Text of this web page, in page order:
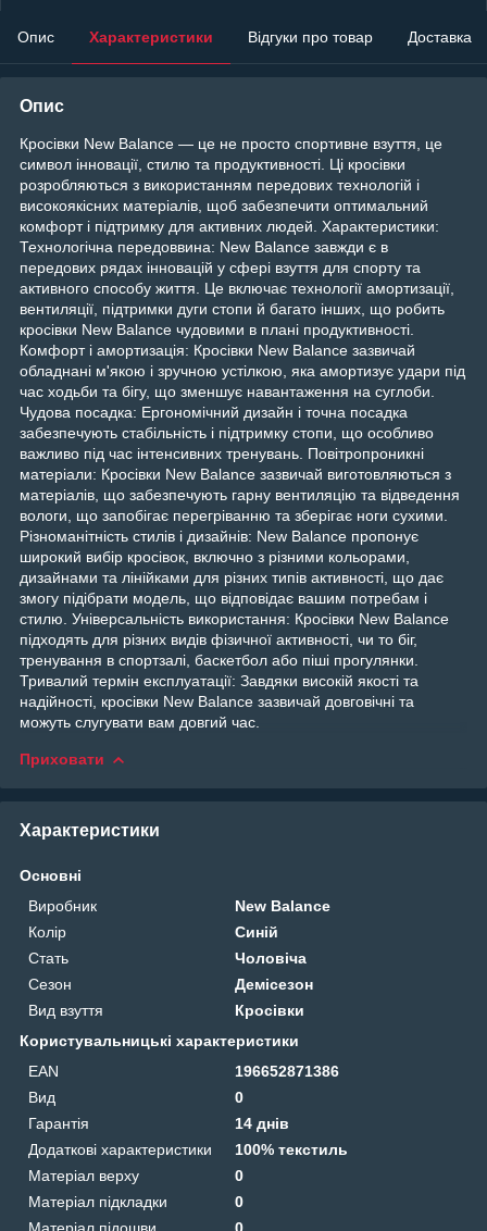
Опис Характеристики Відгуки про товар Доставка
Опис
Кросівки New Balance — це не просто спортивне взуття, це
символ інновації, стилю та продуктивності. Ці кросівки
розробляються з використанням передових технологій і
високоякісних матеріалів, щоб забезпечити оптимальний
комфорт і підтримку для активних людей. Характеристики:
Технологічна передоввина: New Balance завжди є в
передових рядах інновацій у сфері взуття для спорту та
активного способу життя. Це включає технології амортизації,
вентиляції, підтримки дуги стопи й багато інших, що робить
кросівки New Balance чудовими в плані продуктивності.
Комфорт і амортизація: Кросівки New Balance зазвичай
обладнані м'якою і зручною устілкою, яка амортизує удари під
час ходьби та бігу, що зменшує навантаження на суглоби.
Чудова посадка: Ергономічний дизайн і точна посадка
забезпечують стабільність і підтримку стопи, що особливо
важливо під час інтенсивних тренувань. Повітропроникні
матеріали: Кросівки New Balance зазвичай виготовляються з
матеріалів, що забезпечують гарну вентиляцію та відведення
вологи, що запобігає перегріванню та зберігає ноги сухими.
Різноманітність стилів і дизайнів: New Balance пропонує
широкий вибір кросівок, включно з різними кольорами,
дизайнами та лінійками для різних типів активності, що дає
змогу підібрати модель, що відповідає вашим потребам і
стилю. Універсальність використання: Кросівки New Balance
підходять для різних видів фізичної активності, чи то біг,
тренування в спортзалі, баскетбол або піші прогулянки.
Тривалий термін експлуатації: Завдяки високій якості та
надійності, кросівки New Balance зазвичай довговічні та
можуть слугувати вам довгий час.
Приховати
Характеристики
Основні
Виробник
New Balance
Колір
Синій
Стать
Чоловіча
Сезон
Демісезон
Вид взуття
Кросівки
Користувальницькі характеристики
EAN
196652871386
Вид
0
Гарантія
14 днів
Додаткові характеристики
100% текстиль
Матеріал верху
0
Матеріал підкладки
0
Матеріал підошви
0